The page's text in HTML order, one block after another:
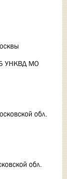
УНКВД МО
обл.
обл.